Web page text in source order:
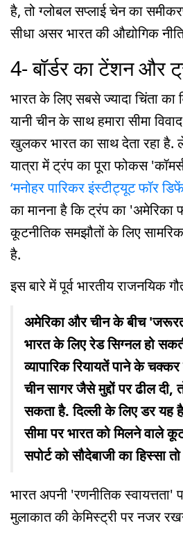
है, तो ग्लोबल सप्लाई चेन का
सीधा असर भारत की औद्योगिक
4- बॉर्डर का टेंशन और
भारत के लिए सबसे ज्यादा चिंता का
यानी चीन के साथ हमारा सीमा
खुलकर भारत का साथ देता रहा है.
यात्रा में ट्रंप का पूरा फोकस
‘मनोहर पारिकर इंस्टीट्यूट फॉर
का मानना है कि ट्रंप का 'अमेरिका
कूटनीतिक समझौतों के लिए सामरिक
है.
इस बारे में पूर्व भारतीय राजनयिक
अमेरिका और चीन के बीच
भारत के लिए रेड सिग्नल हो
व्यापारिक रियायतें पाने के चक्कर
चीन सागर जैसे मुद्दों पर ढील दी,
सकता है. दिल्ली के लिए डर यह
सीमा पर भारत को मिलने वाले
सपोर्ट को सौदेबाजी का हिस्सा
भारत अपनी 'रणनीतिक
मुलाकात की केमिस्ट्री पर नजर